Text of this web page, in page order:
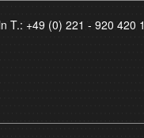
T.: +49 (0) 221 - 920 420